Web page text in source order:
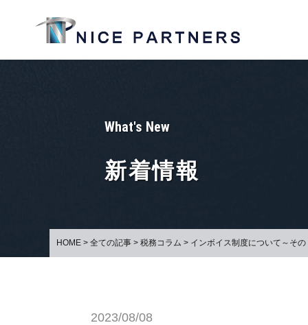
What's New
新着情報
HOME > 全ての記事 > 税務コラム > インボイス制度について～そ
2023/08/08